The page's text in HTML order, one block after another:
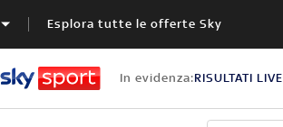
Esplora tutte le offerte Sky
In evidenza:RISULTATI LIVE